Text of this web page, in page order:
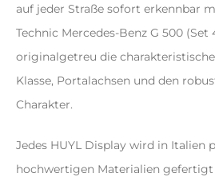
auf jeder Straße sofort erkennbar
Technic Mercedes-Benz G 500 (Set
originalgetreu die
Klasse, Portalachsen und den
Charakter.
Jedes HUYL Display wird in Italien
hochwertigen Materialien